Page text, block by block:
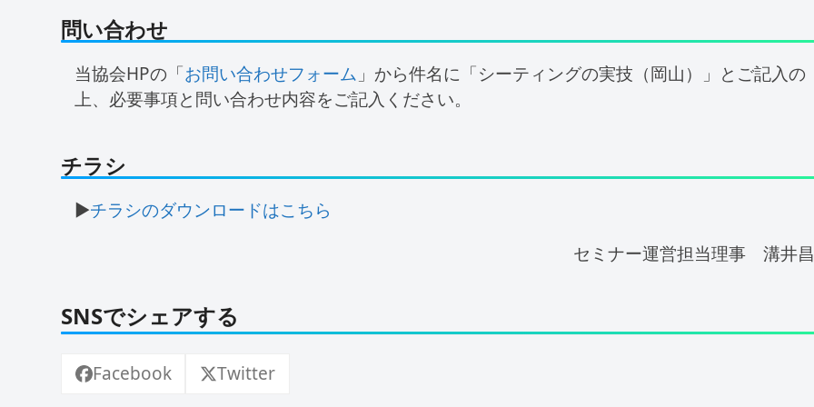
問い合わせ
当協会HPの「お問い合わせフォーム 」から件名に「シーティングの実技（岡山）」とご記入の
上、必要事項と問い合わせ内容をご記入ください。
チラシ
▶チラシのダウンロードはこちら
セミナー運営担当理事 溝井
SNSでシェアする
Facebook Twitter